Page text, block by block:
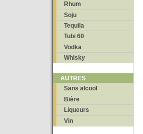
Rhum
Soju
Tequila
Tubi 60
Vodka
Whisky
AUTRES
Sans alcool
Bière
Liqueurs
Vin